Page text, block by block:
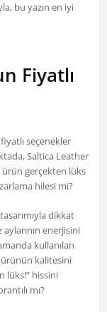
bu yazın en iyi
Fiyatlı
seçenekler
Saltica Leather
gerçekten lüks
hilesi mi?
dikkat
enerjisini
kullanılan
ürünün kalitesini
lüks!” hissini
mı?